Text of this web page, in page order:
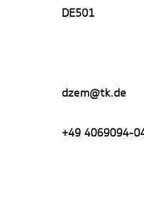
DE501
dzem@tk.de
+49 4069094-